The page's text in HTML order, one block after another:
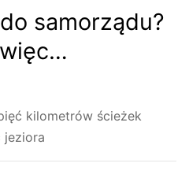
samorządu?
kilometrów ścieżek
jeziora